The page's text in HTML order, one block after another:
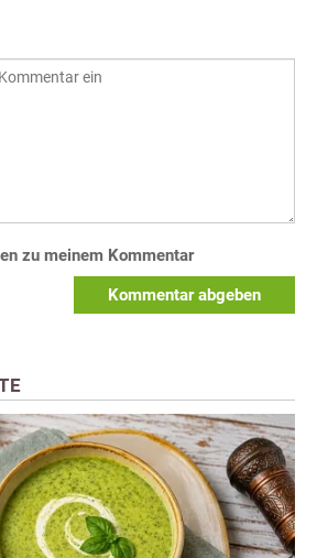
zu meinem Kommentar
Kommentar abgeben